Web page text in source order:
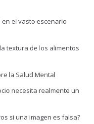
el vasto escenario
textura de los alimentos
la Salud Mental
necesita realmente un
si una imagen es falsa?